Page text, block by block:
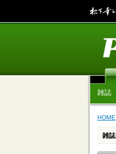
雑誌
HOME
雑誌